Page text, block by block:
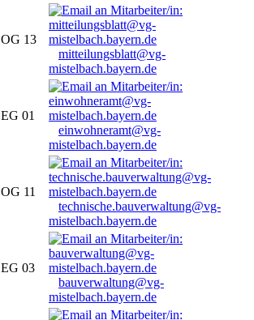
OG 13
mitteilungsblatt@vg-
mistelbach.bayern.de
EG 01
einwohneramt@vg-
mistelbach.bayern.de
OG 11
technische.bauverwaltung@vg-
mistelbach.bayern.de
EG 03
bauverwaltung@vg-
mistelbach.bayern.de